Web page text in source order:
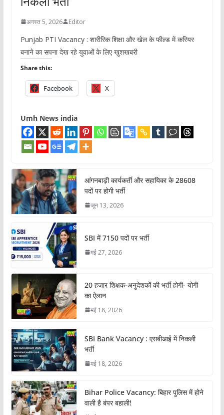
अगस्त 5, 2026 Editor
Punjab PTI Vacancy : शारीरिक शिक्षा और खेल के फील्ड में करियर
बनाने का सपना देख रहे युवाओं के लिए खुशखबरी
Share this:
Facebook X
Umh News india
आंगनबाड़ी कार्यकर्ती और सहायिका के 28608
पदों पर होगी भर्ती
जून 13, 2026
SBI में 7150 पदों पर भर्ती
मई 27, 2026
20 हजार शिक्षक-अनुदेशकों की भर्ती होगी- योगी
का ऐलान
मई 18, 2026
SBI Bank Vacancy : एसबीआई में निकली
भर्ती
मई 18, 2026
Bihar Police Vacancy: बिहार पुलिस में होने
वाली है बंपर बहाली!